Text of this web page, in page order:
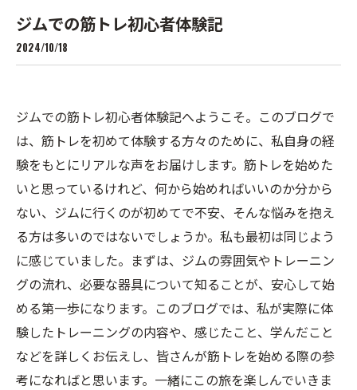
ジムでの筋トレ初心者体験記
2024/10/18
ジムでの筋トレ初心者体験記へようこそ。このブログで
は、筋トレを初めて体験する方々のために、私自身の経
験をもとにリアルな声をお届けします。筋トレを始めた
いと思っているけれど、何から始めればいいのか分から
ない、ジムに行くのが初めてで不安、そんな悩みを抱え
る方は多いのではないでしょうか。私も最初は同じよう
に感じていました。まずは、ジムの雰囲気やトレーニン
グの流れ、必要な器具について知ることが、安心して始
める第一歩になります。このブログでは、私が実際に体
験したトレーニングの内容や、感じたこと、学んだこと
などを詳しくお伝えし、皆さんが筋トレを始める際の参
考になればと思います。一緒にこの旅を楽しんでいきま